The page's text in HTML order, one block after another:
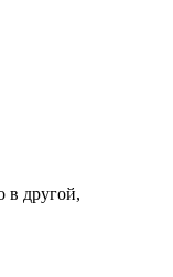
в другой,